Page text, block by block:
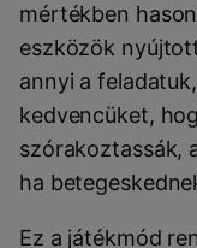
mértékben
eszközök
annyi a
kedvencüket,
szórakoztassák,
ha
Ez a játékmód